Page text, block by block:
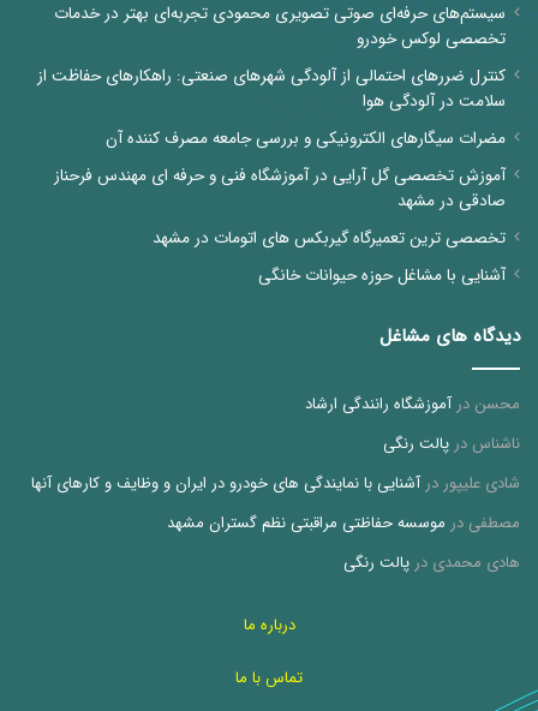
سیستم‌های حرفه‌ای صوتی تصویری محمودی تجربه‌ای بهتر در خدمات
تخصصی لوکس خودرو
کنترل ضررهای احتمالی از آلودگی شهرهای صنعتی: راهکارهای حفاظت از
سلامت در آلودگی هوا
مضرات سیگارهای الکترونیکی و بررسی جامعه مصرف کننده آن
آموزش تخصصی گل آرایی در آموزشگاه فنی و حرفه ای مهندس فرحناز
صادقی در مشهد
تخصصی ترین تعمیرگاه گیربکس های اتومات در مشهد
آشنایی با مشاغل حوزه حیوانات خانگی
دیدگاه های مشاغل
محسن درآموزشگاه رانندگی ارشاد
ناشناس در پالت رنگی
شادی علیپور درآشنایی با نمایندگی های خودرو در ایران و وظایف و کارهای آنها
مصطفی در موسسه حفاظتی مراقبتی نظم گستران مشهد
هادی محمدی در پالت رنگی
درباره ما
تماس با ما